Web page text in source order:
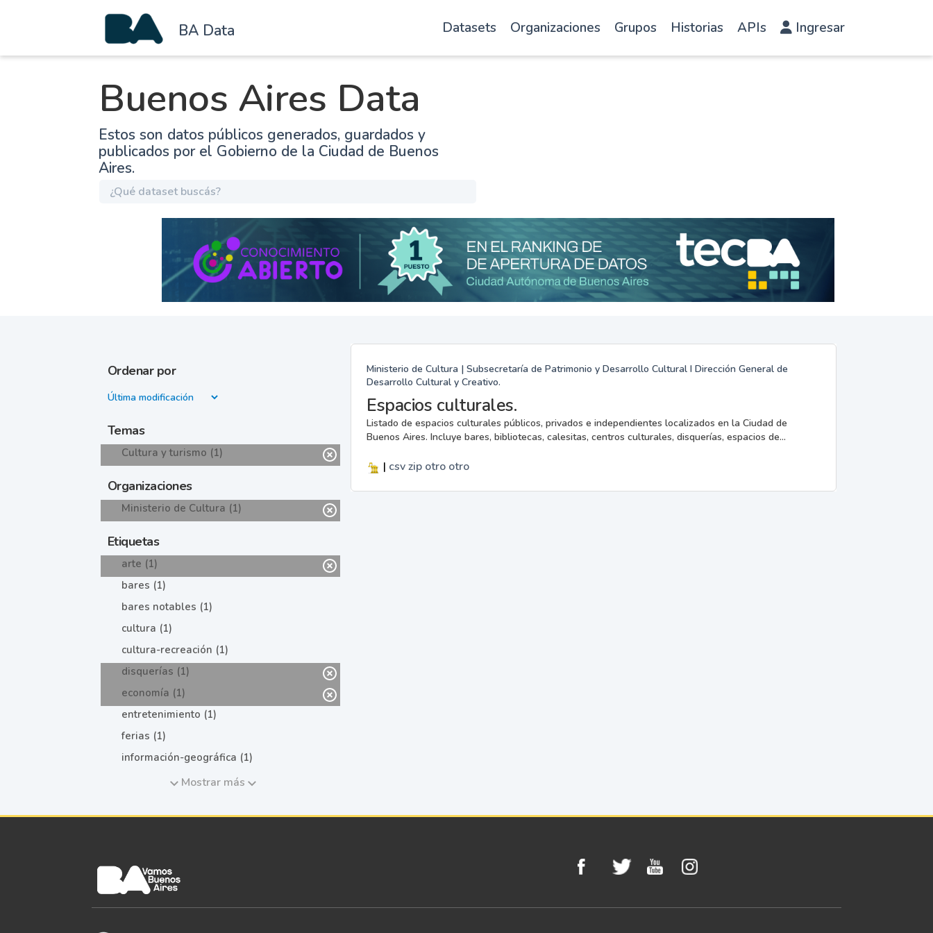
BA Data Datasets Organizaciones Grupos Historias APIs Ingresar
Buenos Aires Data
Estos son datos públicos generados, guardados y
publicados por el Gobierno de la Ciudad de Buenos
Aires.
Ordenar por
Temas
Cultura y turismo (1)
Organizaciones
Ministerio de Cultura (1)
Etiquetas
arte (1)
bares (1)
bares notables (1)
cultura (1)
cultura-recreación (1)
disquerías (1)
economía (1)
entretenimiento (1)
ferias (1)
información-geográfica (1)
Mostrar más
Ministerio de Cultura | Subsecretaría de Patrimonio y Desarrollo Cultural I Dirección General de
Desarrollo Cultural y Creativo.
Espacios culturales.
Listado de espacios culturales públicos, privados e independientes localizados en la Ciudad de
Buenos Aires. Incluye bares, bibliotecas, calesitas, centros culturales, disquerías, espacios de...
| csvzip otro otro